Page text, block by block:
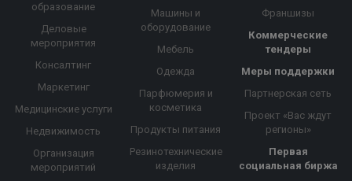
образование
Деловые
мероприятия
Консалтинг
Маркетинг
Медицинские услуги
Недвижимость
Организация
мероприятий
Машины и
оборудование
Мебель
Одежда
Парфюмерия и
косметика
Продукты питания
Резинотехнические
изделия
Франшизы
Коммерческие
тендеры
Меры поддержки
Партнерская сеть
Проект «Вас ждут
регионы»
Первая
социальная биржа